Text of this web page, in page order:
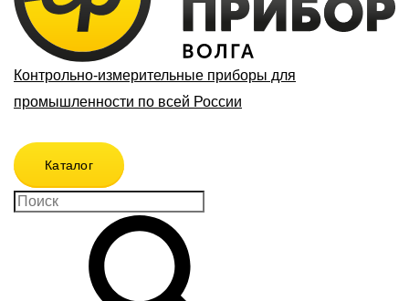
Контрольно-измерительные приборы для
промышленности по всей России
Каталог